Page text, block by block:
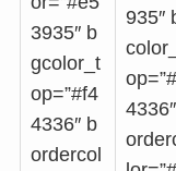
3935″ b
gcolor_t
op=”#f4
4336″ b
ordercol
935″